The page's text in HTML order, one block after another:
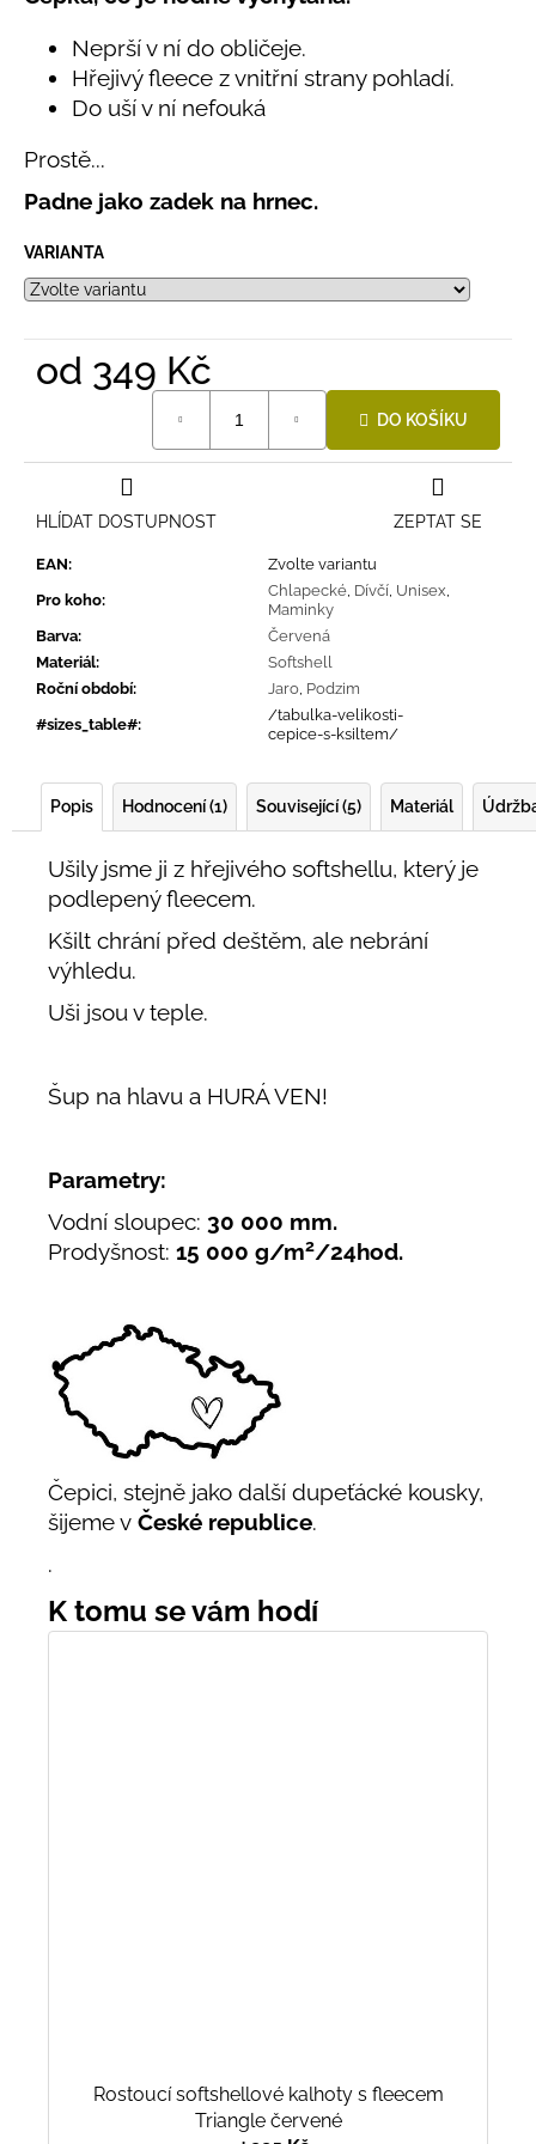
produktu
Neprší v ní do obličeje.
Hřejivý fleece z vnitřní strany pohladí.
Do uší v ní nefouká
Prostě...
Padne jako zadek na hrnec.
VARIANTA
od 349 Kč
DO KOŠÍKU
EAN:
Zvolte variantu
Pro koho:
Chlapecké, Dívčí, Unisex,
Maminky
Barva:
Červená
Materiál:
Softshell
Roční období: Jaro, Podzim
#sizes_table#:
/tabulka-velikosti-
cepice-s-ksiltem/
ZEPTAT SE
HLÍDAT DOSTUPNOST
Popis Hodnocení (1) Související (5) Materiál
Ušily jsme ji z hřejivého softshellu, který je
podlepený fleecem.
Kšilt chrání před deštěm, ale nebrání
výhledu.
Uši jsou v teple.
Šup na hlavu a HURÁ VEN!
Parametry:
Vodní sloupec: 30 000 mm.
Prodyšnost: 15 000 g/m2/24hod.
Čepici, stejně jako další dupeťácké kousky,
šijeme v České republice.
.
Rostoucí softshellové kalhoty s fleecem
Triangle červené
BAMBUSOVÉ
NÁMOŘNICKÉ
MODRÉ
Kč